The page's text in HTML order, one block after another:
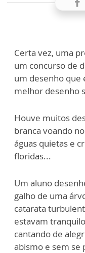
Certa vez, uma
um concurso de
um desenho que
melhor desenho
Houve muitos
branca voando
águas quietas e
floridas...
Um aluno
galho de uma
catarata
estavam
cantando de
abismo e sem se